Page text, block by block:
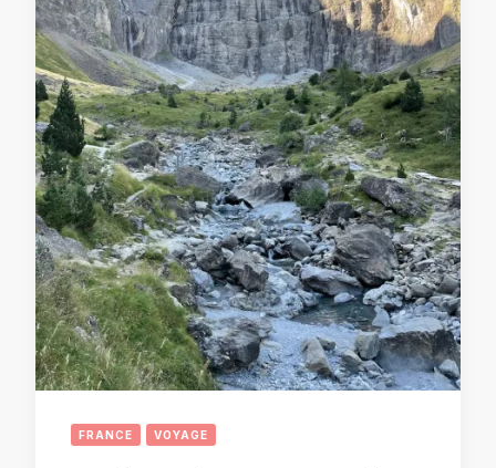
FRANCE VOYAGE